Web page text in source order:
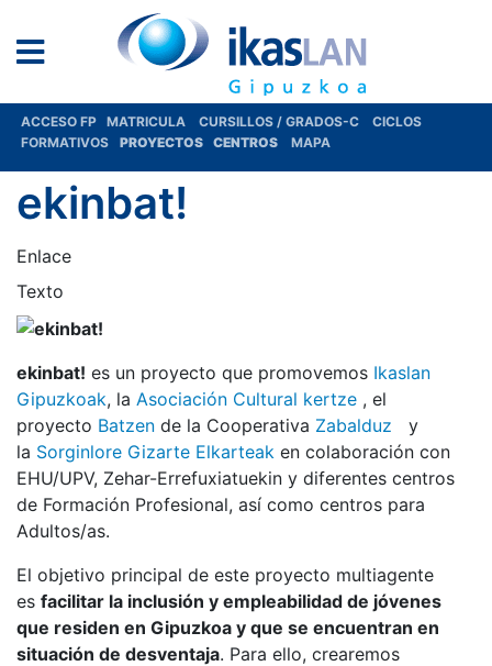
ACCESO FP MATRICULA CURSILLOS / GRADOS-C
CICLOS
FORMATIVOS
PROYECTOS CENTROS MAPA
ekinbat!
Enlace
Texto
ekinbat! es un proyecto que promovemos Ikaslan
Gipuzkoak, la Asociación Cultural kertze , el
proyecto Batzen de la Cooperativa Zabalduz
y
la Sorginlore Gizarte Elkarteak en colaboración con
EHU/UPV, Zehar-Errefuxiatuekin y diferentes centros
de Formación Profesional, así como centros para
Adultos/as.
El objetivo principal de este proyecto multiagente
es facilitar la inclusión y empleabilidad de jóvenes
que residen en Gipuzkoa y que se encuentran en
situación de desventaja. Para ello, crearemos